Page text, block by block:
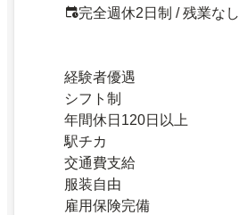
完全週休2日制 / 残業なし
経験者優遇
シフト制
年間休日120日以上
駅チカ
交通費支給
服装自由
雇用保険完備